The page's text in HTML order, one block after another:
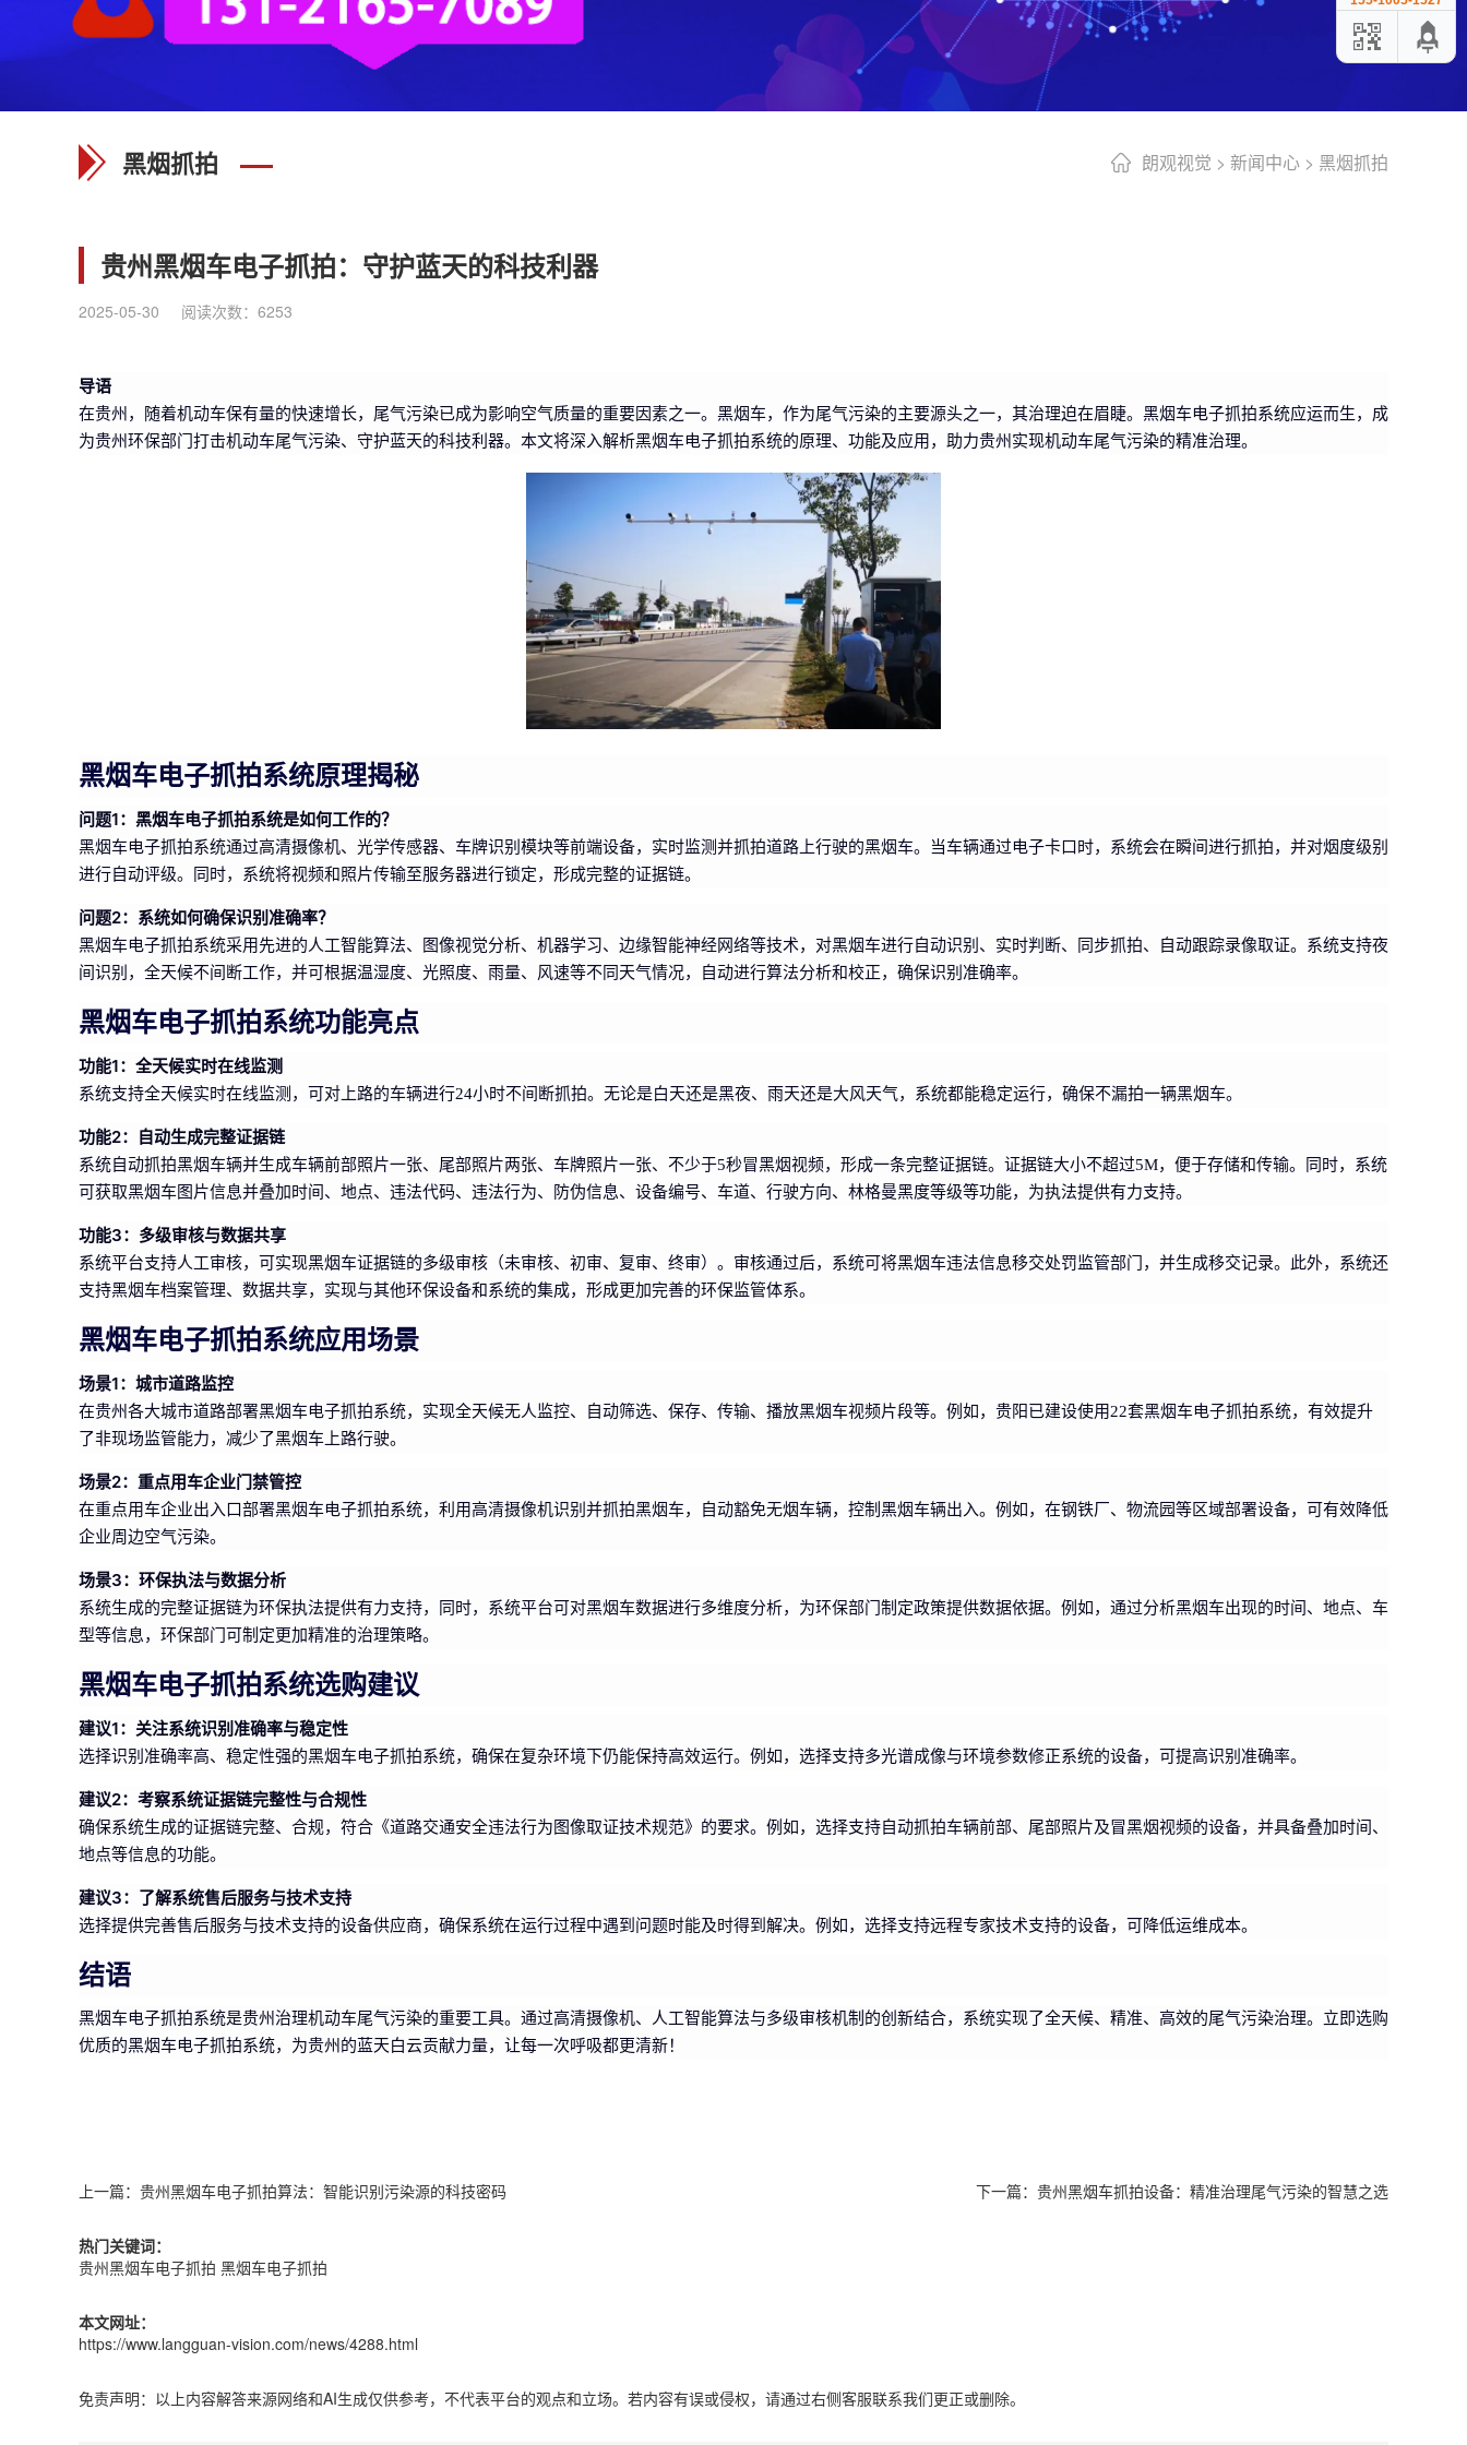
朗观视觉 > 新闻中心 > 黑烟抓拍
黑烟抓拍
贵州黑烟车电子抓拍：守护蓝天的科技利器
2025-05-30 阅读次数： 6253
导语
在贵州，随着机动车保有量的快速增长，尾气污染已成为影响空气质量的重要因素之一。黑烟车，作为尾气污染的主要源头之一，其治理迫在眉睫。黑烟车电子抓拍系统应运而生，成
为贵州环保部门打击机动车尾气污染、守护蓝天的科技利器。本文将深入解析黑烟车电子抓拍系统的原理、功能及应用，助力贵州实现机动车尾气污染的精准治理。
黑烟车电子抓拍系统原理揭秘
问题1：黑烟车电子抓拍系统是如何工作的？
黑烟车电子抓拍系统通过高清摄像机、光学传感器、车牌识别模块等前端设备，实时监测并抓拍道路上行驶的黑烟车。当车辆通过电子卡口时，系统会在瞬间进行抓拍，并对烟度级别
进行自动评级。同时，系统将视频和照片传输至服务器进行锁定，形成完整的证据链。
问题2：系统如何确保识别准确率？
黑烟车电子抓拍系统采用先进的人工智能算法、图像视觉分析、机器学习、边缘智能神经网络等技术，对黑烟车进行自动识别、实时判断、同步抓拍、自动跟踪录像取证。系统支持夜
间识别，全天候不间断工作，并可根据温湿度、光照度、雨量、风速等不同天气情况，自动进行算法分析和校正，确保识别准确率。
黑烟车电子抓拍系统功能亮点
功能1：全天候实时在线监测
系统支持全天候实时在线监测，可对上路的车辆进行24小时不间断抓拍。无论是白天还是黑夜、雨天还是大风天气，系统都能稳定运行，确保不漏拍一辆黑烟车。
功能2：自动生成完整证据链
系统自动抓拍黑烟车辆并生成车辆前部照片一张、尾部照片两张、车牌照片一张、不少于5秒冒黑烟视频，形成一条完整证据链。证据链大小不超过5M，便于存储和传输。同时，系统
可获取黑烟车图片信息并叠加时间、地点、违法代码、违法行为、防伪信息、设备编号、车道、行驶方向、林格曼黑度等级等功能，为执法提供有力支持。
功能3：多级审核与数据共享
系统平台支持人工审核，可实现黑烟车证据链的多级审核（未审核、初审、复审、终审）。审核通过后，系统可将黑烟车违法信息移交处罚监管部门，并生成移交记录。此外，系统还
支持黑烟车档案管理、数据共享，实现与其他环保设备和系统的集成，形成更加完善的环保监管体系。
黑烟车电子抓拍系统应用场景
场景1：城市道路监控
在贵州各大城市道路部署黑烟车电子抓拍系统，实现全天候无人监控、自动筛选、保存、传输、播放黑烟车视频片段等。例如，贵阳已建设使用22套黑烟车电子抓拍系统，有效提升
了非现场监管能力，减少了黑烟车上路行驶。
场景2：重点用车企业门禁管控
在重点用车企业出入口部署黑烟车电子抓拍系统，利用高清摄像机识别并抓拍黑烟车，自动豁免无烟车辆，控制黑烟车辆出入。例如，在钢铁厂、物流园等区域部署设备，可有效降低
企业周边空气污染。
场景3：环保执法与数据分析
系统生成的完整证据链为环保执法提供有力支持，同时，系统平台可对黑烟车数据进行多维度分析，为环保部门制定政策提供数据依据。例如，通过分析黑烟车出现的时间、地点、车
型等信息，环保部门可制定更加精准的治理策略。
黑烟车电子抓拍系统选购建议
建议1：关注系统识别准确率与稳定性
选择识别准确率高、稳定性强的黑烟车电子抓拍系统，确保在复杂环境下仍能保持高效运行。例如，选择支持多光谱成像与环境参数修正系统的设备，可提高识别准确率。
建议2：考察系统证据链完整性与合规性
确保系统生成的证据链完整、合规，符合《道路交通安全违法行为图像取证技术规范》的要求。例如，选择支持自动抓拍车辆前部、尾部照片及冒黑烟视频的设备，并具备叠加时间、
地点等信息的功能。
建议3：了解系统售后服务与技术支持
选择提供完善售后服务与技术支持的设备供应商，确保系统在运行过程中遇到问题时能及时得到解决。例如，选择支持远程专家技术支持的设备，可降低运维成本。
结语
黑烟车电子抓拍系统是贵州治理机动车尾气污染的重要工具。通过高清摄像机、人工智能算法与多级审核机制的创新结合，系统实现了全天候、精准、高效的尾气污染治理。立即选购
优质的黑烟车电子抓拍系统，为贵州的蓝天白云贡献力量，让每一次呼吸都更清新！
上一篇： 贵州黑烟车电子抓拍算法：智能识别污染源的科技密码 下一篇： 贵州黑烟车抓拍设备：精准治理尾气污染的智慧之选
热门关键词：
贵州黑烟车电子抓拍 黑烟车电子抓拍
本文网址：
https://www.langguan-vision.com/news/4288.html
免责声明：以上内容解答来源网络和AI生成仅供参考，不代表平台的观点和立场。若内容有误或侵权，请通过右侧客服联系我们更正或删除。